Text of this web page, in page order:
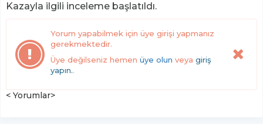
Kazayla ilgili inceleme başlatıldı.
Yorum yapabilmek için üye girişi yapmanız
gerekmektedir.
Üye değilseniz hemen üye olun veya giriş
yapın..
< Yorumlar>